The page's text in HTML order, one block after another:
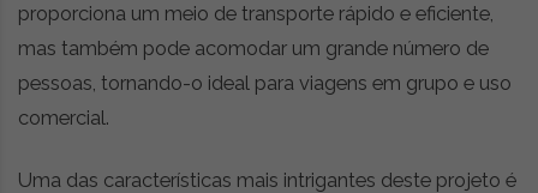
proporciona um meio de transporte rápido e eficiente,
mas também pode acomodar um grande número de
pessoas, tornando-o ideal para viagens em grupo e uso
comercial.
Uma das características mais intrigantes deste projeto é